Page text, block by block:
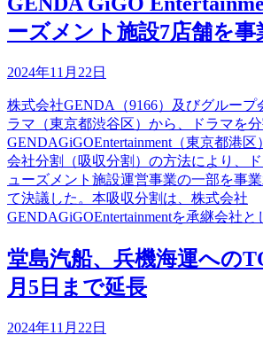
ーズメント施設7店舗を事
2024年11月22日
株式会社GENDA（9166）及びグループ
ラマ（東京都渋谷区）から、ドラマを
GENDAGiGOEntertainment（東京都港
会社分割（吸収分割）の方法により、
ューズメント施設運営事業の一部を事
て決議した。本吸収分割は、株式会社
GENDAGiGOEntertainmentを承継会社
堂島汽船、兵機海運への
月5日まで延長
2024年11月22日